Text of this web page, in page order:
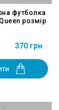
футболка
розмір
370 грн